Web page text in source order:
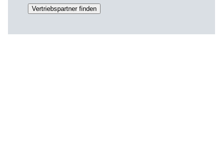
Vertriebspartner finden